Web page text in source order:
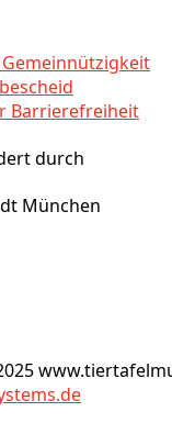
Barrierefreiheit
durch